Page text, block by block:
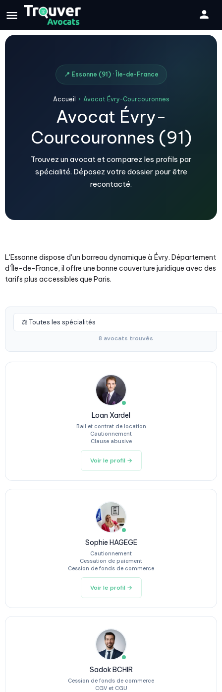
📍 Essonne (91) · Île-de-France
Accueil › Avocat Évry-Courcouronnes
Avocat Évry-
Courcouronnes (91)
Trouvez un avocat et comparez les profils par
spécialité. Déposez votre dossier pour être
recontacté.
L'Essonne dispose d'un barreau dynamique à Évry. Département
d'Île-de-France, il offre une bonne couverture juridique avec des
tarifs plus accessibles que Paris.
8 avocats trouvés
Loan Xardel
Bail et contrat de location
Cautionnement
Clause abusive
Voir le profil →
Sophie HAGEGE
Cautionnement
Cessation de paiement
Cession de fonds de commerce
Voir le profil →
Sadok BCHIR
Cession de fonds de commerce
CGV et CGU